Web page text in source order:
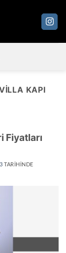
KAPI
Fiyatları
TARIHINDE